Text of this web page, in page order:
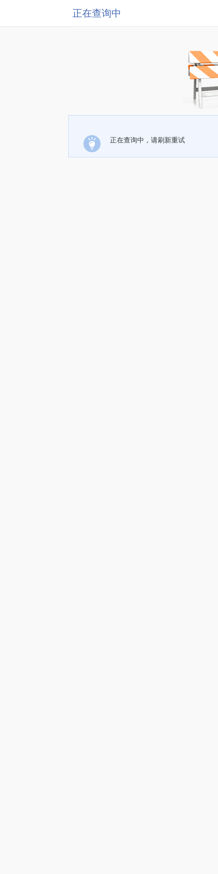
正在查询中
正在查询中，请刷新重试